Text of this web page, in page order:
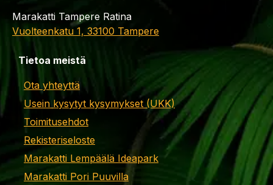
Marakatti Tampere Ratina
Vuolteenkatu 1, 33100 Tampere
Tietoa meistä
Ota yhteyttä
Usein kysytyt kysymykset (UKK)
Toimitusehdot
Rekisteriseloste
Marakatti Lempäälä Ideapark
Marakatti Pori Puuvilla